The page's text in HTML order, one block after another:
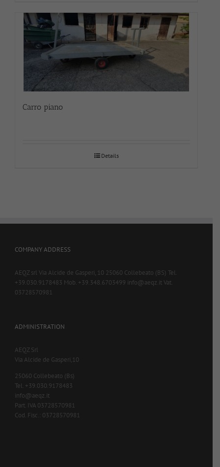
Carro piano
Details
COMPANY ADDRESS
AEQZ srl Via Alcide de Gasperi, 10 25060 Collebeato (BS) Tel.
+39.030.9178483 Mob. +39.348.6703499 info@aeqz.it Vat.
03728570981
ADMINISTRATION
AEQZ Srl
Via Alcide de Gasperi,10
25060 Collebeato (Bs)
Tel. +39.030.9178483
info@aeqz.it
Part. IVA 03728570981
Cod. Fisc.: 03728570981